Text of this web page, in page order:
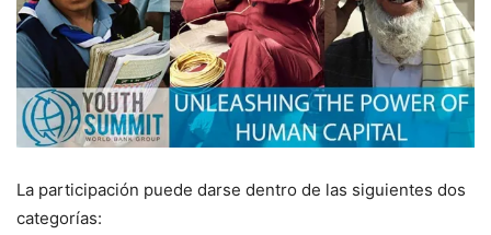
La participación puede darse dentro de las siguientes dos
categorías: